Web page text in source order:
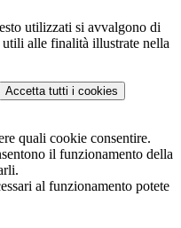
utilizzati si avvalgono di
alle finalità illustrate nella
Accetta tutti i cookies
quali cookie consentire.
il funzionamento della
al funzionamento potete